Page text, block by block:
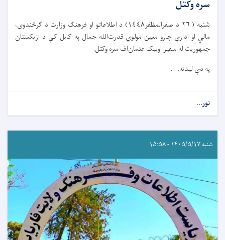
سره وکتل
شنبه ( ٢٦ د صفرالمظفر١٤٤٨) د اطلاعاتو او فرهنګ وزارت د ګرځندوی،
مالي او اداري چارو معین مولوي قدرت‌الله جمال په کابل کې د ازبکستان
جمهوریت له سفیر اویبک عثمان‌اف سره وکتل.
په دې لیدنه. . .
نور...
شنبه ۱۴۰۵/۵/۱۷ - ۱۵:۵۸